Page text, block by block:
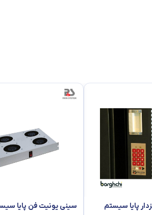
پایا سیستم سینی یونیت فن پایا